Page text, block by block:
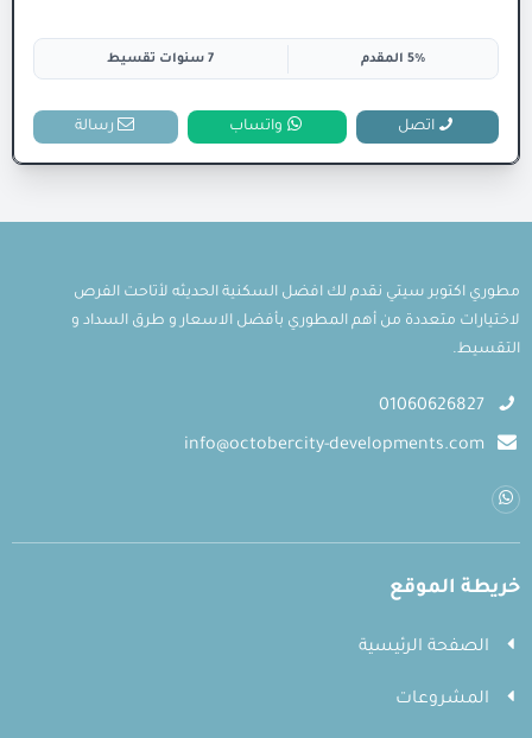
5% المقدم 7 سنوات تقسيط
اتصل واتساب رسالة
مطوري اكتوبر سيتي نقدم لك افضل السكنية الحديثه لأتاحت الفرص
لاختيارات متعددة من أهم المطوري بأفضل الاسعار و طرق السداد و
التقسيط.
01060626827
info@octobercity-developments.com
خريطة الموقع
الصفحة الرئيسية
المشروعات